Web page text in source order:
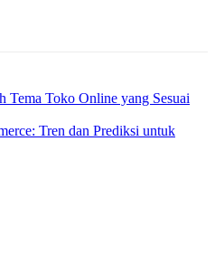
Tema Toko Online yang Sesuai
Tren dan Prediksi untuk